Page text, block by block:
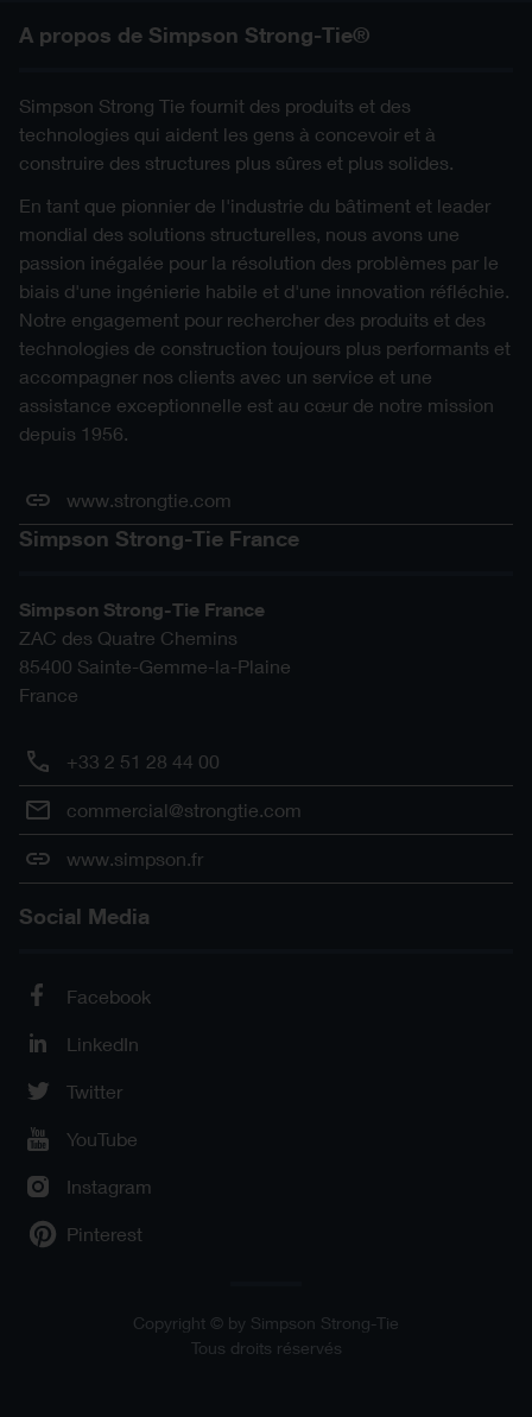
A propos de Simpson Strong-Tie®
Simpson Strong Tie fournit des produits et des
technologies qui aident les gens à concevoir et à
construire des structures plus sûres et plus solides.
En tant que pionnier de l'industrie du bâtiment et leader
mondial des solutions structurelles, nous avons une
passion inégalée pour la résolution des problèmes par le
biais d'une ingénierie habile et d'une innovation réfléchie.
Notre engagement pour rechercher des produits et des
technologies de construction toujours plus performants et
accompagner nos clients avec un service et une
assistance exceptionnelle est au cœur de notre mission
depuis 1956.
www.strongtie.com
Simpson Strong-Tie France
Simpson Strong-Tie France
ZAC des Quatre Chemins
85400 Sainte-Gemme-la-Plaine
France
+33 2 51 28 44 00
commercial@strongtie.com
www.simpson.fr
Social Media
Facebook
LinkedIn
Twitter
YouTube
Instagram
Pinterest
Copyright © by Simpson Strong-Tie
Tous droits réservés